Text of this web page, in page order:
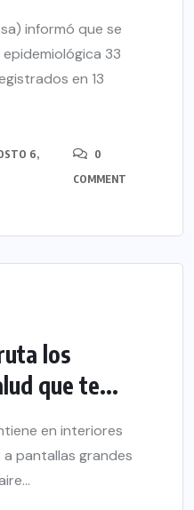
informó que se
33
en 13
6,
0
COMMENT
los
que te...
en interiores
pantallas grandes